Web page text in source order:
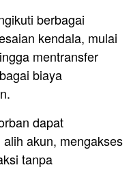
berbagai
kendala, mulai
mentransfer
biaya
dapat
akun, mengakses
tanpa